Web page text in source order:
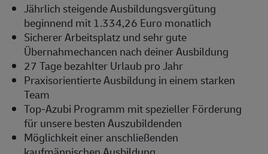
Jährlich steigende Ausbildungsvergütung
beginnend mit 1.334,26 Euro monatlich
Sicherer Arbeitsplatz und sehr gute
Übernahmechancen nach deiner Ausbildung
27 Tage bezahlter Urlaub pro Jahr
Praxisorientierte Ausbildung in einem starken
Team
Top-Azubi Programm mit spezieller Förderung
für unsere besten Auszubildenden
Möglichkeit einer anschließenden